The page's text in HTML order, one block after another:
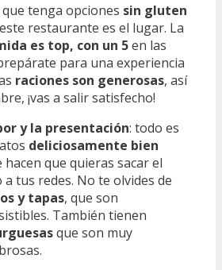
tenga opciones sin gluten
restaurante es el lugar. La
es top, con un 5en las
para una experiencia
raciones son generosas, así
¡vas a salir satisfecho!
y la presentación: todo es
deliciosamente bien
hacen que quieras sacar el
tus redes. No te olvides de
y tapas, que son
También tienen
que son muy